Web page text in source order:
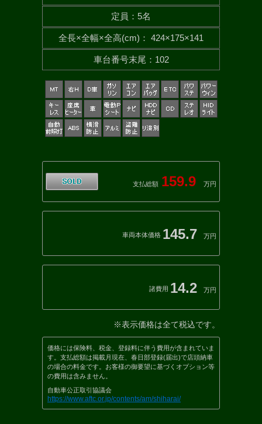
定員 ： 5名
全長×全幅×全高(cm) ： 424×175×141
車台番号末尾 ： 102
支払総額 159.9 万円
車両本体価格 145.7 万円
諸費用 14.2 万円
※表示価格は全て税込です。
価格には保険料、税金、登録料に伴う費用が含まれていま
す。支払総額は掲載月現在、春日部登録(届出)で店頭納車
の場合の料金です。お客様の御要望に基づくオプション等
の費用は含みません。
自動車公正取引協議会
https://www.aftc.or.jp/contents/am/shiharai/